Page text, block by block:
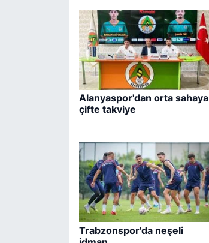
Alanyaspor'dan orta sahaya
çifte takviye
Trabzonspor'da neşeli